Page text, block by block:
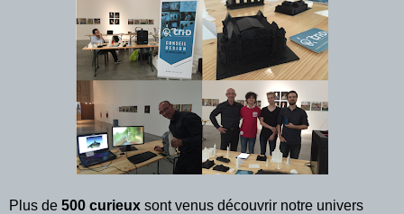
Plus de 500 curieux sont venus découvrir notre univers